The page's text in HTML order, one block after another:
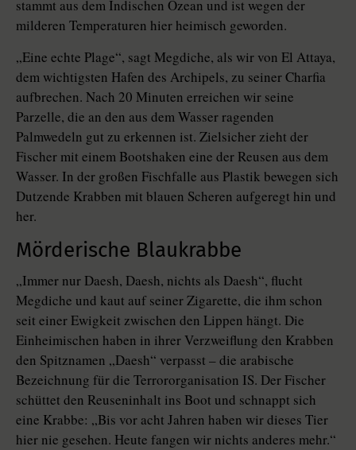
stammt aus dem Indischen Ozean und ist wegen der
milderen Temperaturen hier heimisch geworden.
„Eine echte Plage“, sagt Megdiche, als wir von El Attaya,
dem wichtigsten Hafen des Archipels, zu seiner Charfia
aufbrechen. Nach 20 Minuten erreichen wir seine
Parzelle, die an den aus dem Wasser ragenden
Palmwedeln gut zu erkennen ist. Zielsicher zieht der
Fischer mit einem Bootshaken eine der Reusen aus dem
Wasser. In der großen Fischfalle aus Plastik bewegen sich
Dutzende Krabben mit blauen Scheren aufgeregt hin und
her.
Mörderische Blaukrabbe
„Immer nur Daesh, Daesh, nichts als Daesh“, flucht
Megdiche und kaut auf seiner Zigarette, die ihm schon
seit einer Ewigkeit zwischen den Lippen hängt. Die
Einheimischen haben in ihrer Verzweiflung den Krabben
den Spitznamen „Daesh“ verpasst – die arabische
Bezeichnung für die Terrororganisation IS. Der Fischer
schüttet den Reuseninhalt ins Boot und schnappt sich
eine Krabbe: „Bis vor acht Jahren haben wir dieses Tier
hier nie gesehen. Heute fangen wir nichts anderes mehr.“